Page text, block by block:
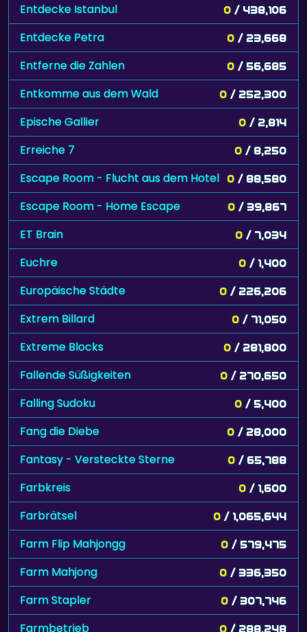
Entdecke Istanbul 0 / 438,106
Entdecke Petra 0 / 23,668
Entferne die Zahlen 0 / 56,685
Entkomme aus dem Wald 0 / 252,300
Epische Gallier 0 / 2,814
Erreiche 7 0 / 8,250
Escape Room - Flucht aus dem Hotel 0 / 88,580
Escape Room - Home Escape 0 / 39,867
ET Brain 0 / 7,034
Euchre 0 / 1,400
Europäische Städte 0 / 226,206
Extrem Billard 0 / 71,050
Extreme Blocks 0 / 281,800
Fallende Süßigkeiten 0 / 270,650
Falling Sudoku 0 / 5,400
Fang die Diebe 0 / 28,000
Fantasy - Versteckte Sterne 0 / 65,788
Farbkreis 0 / 1,600
Farbrätsel 0 / 1,065,644
Farm Flip Mahjongg 0 / 579,475
Farm Mahjong 0 / 336,350
Farm Stapler 0 / 307,746
Farmbetrieb 0 / 288,248